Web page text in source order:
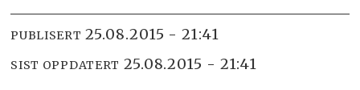
PUBLISERT 25.08.2015 - 21:41
SIST OPPDATERT 25.08.2015 - 21:41